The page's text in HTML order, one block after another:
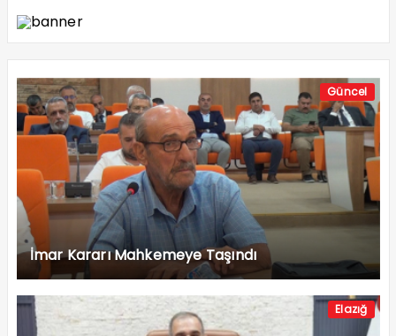
Güncel
İmar Kararı Mahkemeye Taşındı
Elazığ